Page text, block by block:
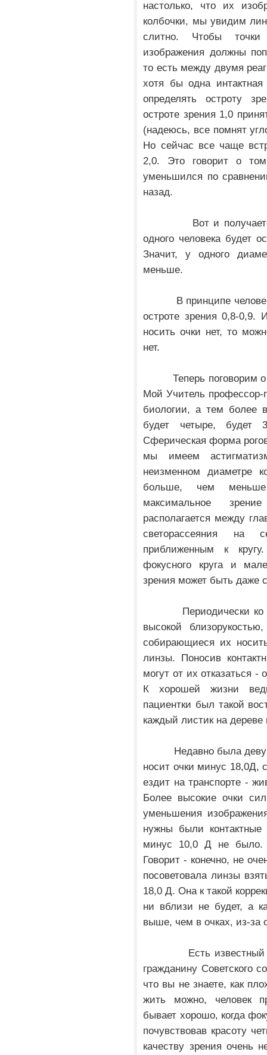
настолько, что их
колбочки, мы увидим
слитно. Чтобы точки
изображения должны
то есть между двумя
хотя бы одна
определять остроту
остроте зрения 1,0
(надеюсь, все помнят
Но сейчас все чаще
2,0. Это говорит о
уменьшился по
назад.
Вот и получается,
одного человека будет
Значит, у одного
меньше.
В принципе человек
остроте зрения 0,8-
носить очки нет, то
нет.
Теперь поговорим о
Мой Учитель
биологии, а тем более
будет четыре,
Сферическая форма
мы имеем
неизменном диаметре
больше, чем
максимальное
располагается между
светорассеяния на
приближенным к
фокусного круга и
зрения может быть даже
Периодически ко
высокой
собирающиеся их
линзы. Поносив
могут от их отказаться -
К хорошей жизни
пациентки был такой
каждый листик на дереве
Недавно была
носит очки минус 18,0Д,
ездит на транспорте -
Более высокие очки
уменьшения
нужны были
минус 10,0 Д не было.
Говорит - конечно, не
посоветовала линзы
18,0 Д. Она к такой
ни вблизи не будет, а
выше, чем в очках, из-за
Есть известный
гражданину Советского
что вы не знаете, как
жить можно, человек
бывает хорошо, когда
почувствовав красоту
качеству зрения очень